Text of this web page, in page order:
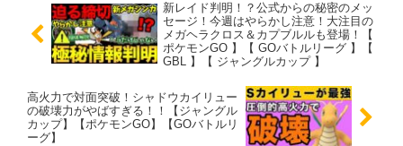
新レイド判明！？公式からの秘密のメッ
セージ！今週はやらかし注意！大注目の
メガヘラクロス＆カプブルルも登場！【
ポケモンGO 】【 GOバトルリーグ 】【
GBL 】【 ジャングルカップ 】
高火力で対面突破！シャドウカイリュー
の破壊力がやばすぎる！！【ジャングル
カップ】【ポケモンGO】【GOバトルリ
ーグ】